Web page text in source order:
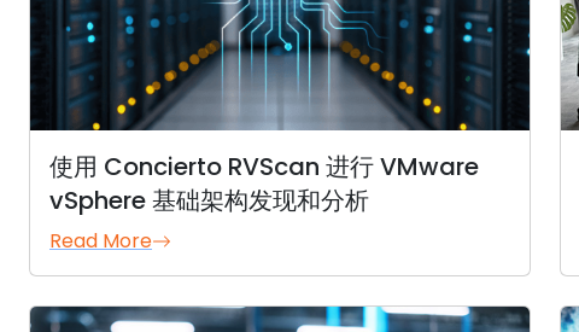
使用 Concierto RVScan 进行 VMware
vSphere 基础架构发现和分析
Read More